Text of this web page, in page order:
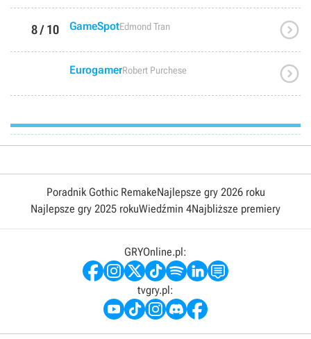
8 / 10 GameSpotEdmond Tran 
EurogamerRobert Purchese 
Poradnik Gothic RemakeNajlepsze gry 2026 roku
Najlepsze gry 2025 rokuWiedźmin 4Najbliższe premiery
GRYOnline.pl:
tvgry.pl: